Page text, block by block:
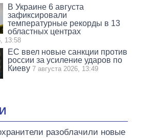
В Украине 6 августа
зафиксировали
температурные рекорды в 13
областных центрах
13:58
ЕС ввел новые санкции против
россии за усиление ударов по
Киеву 7 августа 2026, 13:49
разоблачили новые